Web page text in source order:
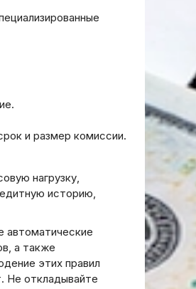
и размер комиссии.
нагрузку,
историю,
автоматические
а также
этих правил
Не откладывайте